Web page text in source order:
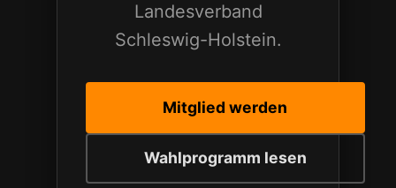
Landesverband
Schleswig-Holstein.
Mitglied werden
Wahlprogramm lesen